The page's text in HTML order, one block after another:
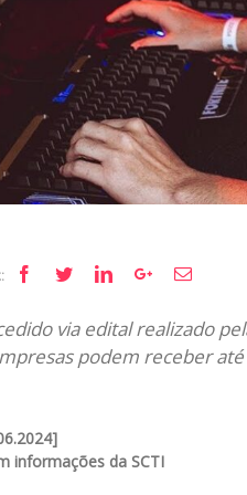
Facebook
TwitterLinkedinGoogle+Email
via edital realizado
podem receber
informações da SCTI